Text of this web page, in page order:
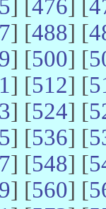
] [476] [
] [488] [
] [500] [
] [512] [
] [524] [
] [536] [
] [548] [
] [560] [